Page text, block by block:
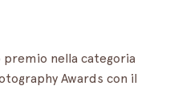
nella categoria
Awards con il